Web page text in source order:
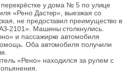
у дома № 5 по улице
«Рено Дастер», выезжая со
не предоставил преимущество в
2101». Машины столкнулись.
и пассажирке автомобиля
Оба автомобиля получили
«Рено» находился за рулем с